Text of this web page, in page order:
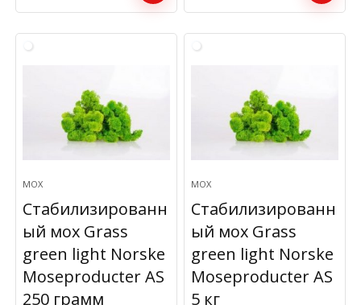
МОХ
Стабилизированн
ый мох Grass
green light Norske
Moseproducter AS
250 грамм
МОХ
Стабилизированн
ый мох Grass
green light Norske
Moseproducter AS
5 кг